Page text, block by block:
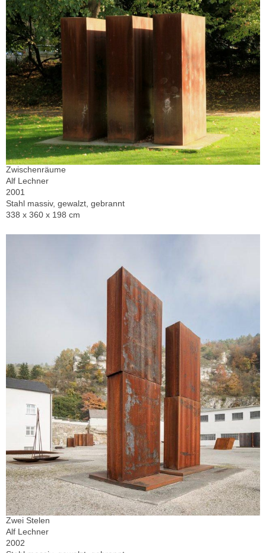
Zwischenräume
Alf Lechner
2001
Stahl massiv, gewalzt, gebrannt
338 x 360 x 198 cm
Zwei Stelen
Alf Lechner
2002